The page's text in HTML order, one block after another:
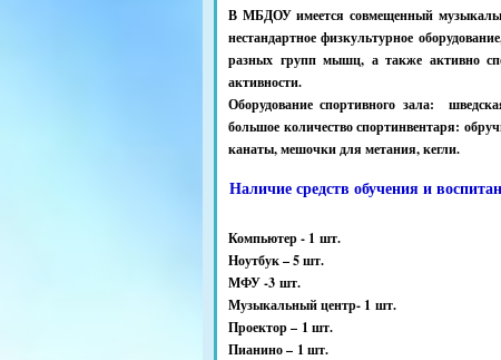
В МБДОУ имеется совмещенный
нестандартное физкультурное
разных групп мышц, а также активно
активности.
Оборудование спортивного зала:
большое количество спортинвентаря:
канаты, мешочки для метания, кегли.
Наличие средств обучения и
Компьютер - 1 шт.
Ноутбук – 5 шт.
МФУ -3 шт.
Музыкальный центр- 1 шт.
Проектор – 1 шт.
Пианино – 1 шт.